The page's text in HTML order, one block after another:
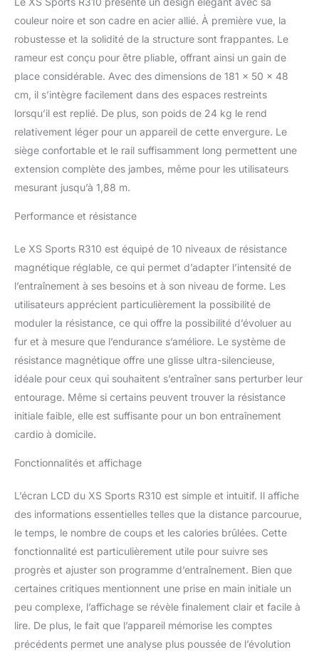
durera toute une vie et
économise de l'espace,
ne cherchez pas plus
loin que XS Sports. Sûr ;
chaque rameur pliable XS
Sports a subi un contrôle
de qualité strict et des
centaines d'heures de
développement ; nos
machines pour la maison
sont fabriquées selon les
vendons pas.
Magnétique : nos
rameurs pliables
disposent de 10 niveaux
de résistance et
contrairement aux
machines d'exercice de
qualité inférieure avec
des bandes élastiques
un rameur magnétique ;
notre rameur de cardio
mesurer le nombre total,
les calories, le
comptage/min, le
comptage, le scan, le
temps, ainsi que d'une
poignée rembourrée.
Professionnel : tous nos
développés en
collaboration avec des
professionnels de
couleur noire et son cadre en acier allié. À première vue, la
robustesse et la solidité de la structure sont frappantes. Le
rameur est conçu pour être pliable, offrant ainsi un gain de
place considérable. Avec des dimensions de 181 x 50 x 48
cm, il s’intègre facilement dans des espaces restreints
lorsqu’il est replié. De plus, son poids de 24 kg le rend
relativement léger pour un appareil de cette envergure. Le
siège confortable et le rail suffisamment long permettent une
extension complète des jambes, même pour les utilisateurs
mesurant jusqu’à 1,88 m.
Performance et résistance
Le XS Sports R310 est équipé de 10 niveaux de résistance
magnétique réglable, ce qui permet d’adapter l’intensité de
l’entraînement à ses besoins et à son niveau de forme. Les
utilisateurs apprécient particulièrement la possibilité de
moduler la résistance, ce qui offre la possibilité d’évoluer au
fur et à mesure que l’endurance s’améliore. Le système de
résistance magnétique offre une glisse ultra-silencieuse,
idéale pour ceux qui souhaitent s’entraîner sans perturber leur
entourage. Même si certains peuvent trouver la résistance
initiale faible, elle est suffisante pour un bon entraînement
cardio à domicile.
Fonctionnalités et affichage
L’écran LCD du XS Sports R310 est simple et intuitif. Il affiche
des informations essentielles telles que la distance parcourue,
le temps, le nombre de coups et les calories brûlées. Cette
fonctionnalité est particulièrement utile pour suivre ses
progrès et ajuster son programme d’entraînement. Bien que
certaines critiques mentionnent une prise en main initiale un
peu complexe, l’affichage se révèle finalement clair et facile à
lire. De plus, le fait que l’appareil mémorise les comptes
précédents permet une analyse plus poussée de l’évolution